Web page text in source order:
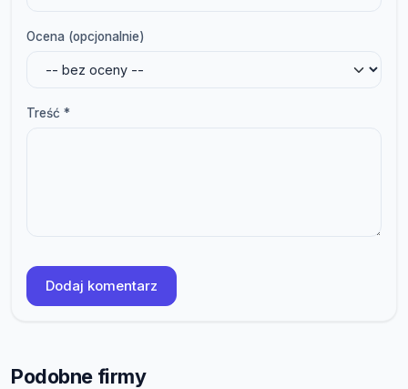
Ocena (opcjonalnie)
Treść *
Dodaj komentarz
Podobne firmy